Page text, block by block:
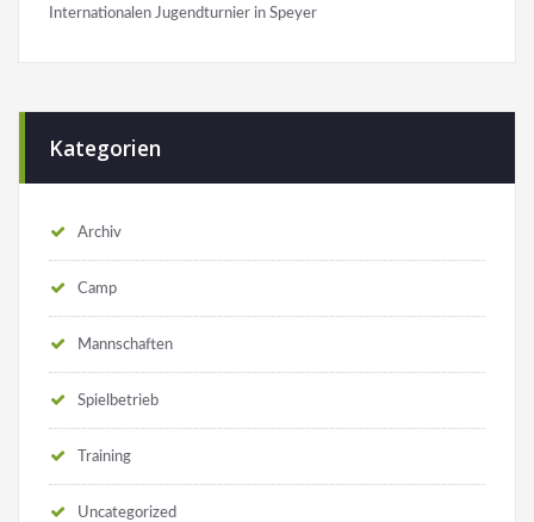
Internationalen Jugendturnier in Speyer
Kategorien
Archiv
Camp
Mannschaften
Spielbetrieb
Training
Uncategorized